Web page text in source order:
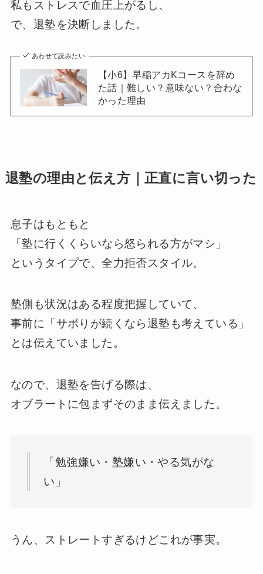
私もストレスで血圧上がるし、
で、退塾を決断しました。
あわせて読みたい
【小6】早稲アカKコースを辞め
た話｜難しい？意味ない？合わな
かった理由
退塾の理由と伝え方｜正直に言い切った
息子はもともと
「塾に行くくらいなら怒られる方がマシ」
というタイプで、全力拒否スタイル。
塾側も状況はある程度把握していて、
事前に「サボりが続くなら退塾も考えている」
とは伝えていました。
なので、退塾を告げる際は、
オブラートに包まずそのまま伝えました。
「勉強嫌い・塾嫌い・やる気がな
い」
うん、ストレートすぎるけどこれが事実。